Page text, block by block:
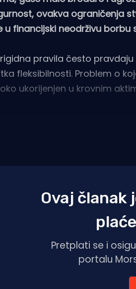
ovakva ograničenja
financijski neodrživu borbu
pravila često
fleksibilnosti. Problem o
ukorijenjen u krovnim
Ovaj članak
Pretplati se i
portalu